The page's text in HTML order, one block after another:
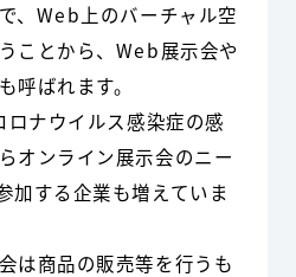
、Web上のバーチャル空
ことから、Web展示会や
呼ばれます。
ナウイルス感染症の感
オンライン展示会のニー
加する企業も増えていま
は商品の販売等を行うも